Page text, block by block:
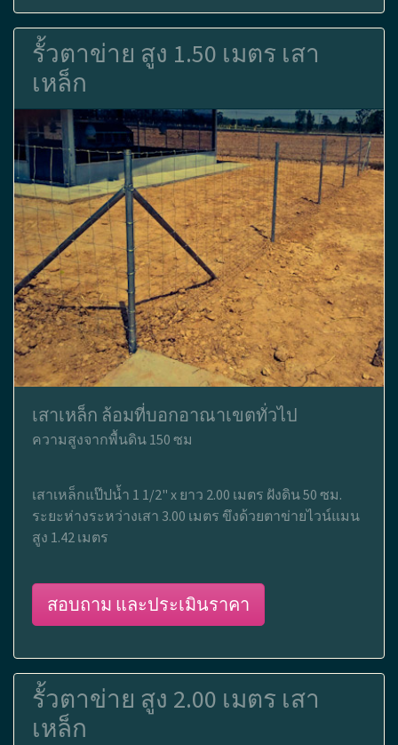
รั้วตาข่าย สูง 1.50 เมตร เสา
เหล็ก
เสาเหล็ก ล้อมที่บอกอาณาเขตทั่วไป
ความสูงจากพื้นดิน 150 ซม
เสาเหล็กแป๊ปน้ำ 1 1/2" x ยาว 2.00 เมตร ฝังดิน 50 ซม.
ระยะห่างระหว่างเสา 3.00 เมตร ขึงด้วยตาข่ายไวน์แมน
สูง 1.42 เมตร
สอบถาม และประเมินราคา
รั้วตาข่าย สูง 2.00 เมตร เสา
เหล็ก